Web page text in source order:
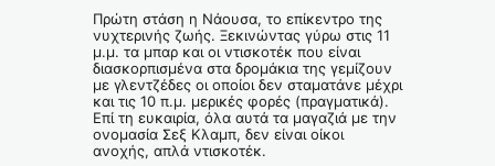
Πρώτη στάση η Νάουσα, το επίκεντρο της
νυχτερινής ζωής. Ξεκινώντας γύρω στις 11
μ.μ. τα μπαρ και οι ντισκοτέκ που είναι
διασκορπισμένα στα δρομάκια της γεμίζουν
με γλεντζέδες οι οποίοι δεν σταματάνε μέχρι
και τις 10 π.μ. μερικές φορές (πραγματικά).
Επί τη ευκαιρία, όλα αυτά τα μαγαζιά με την
ονομασία Σεξ Κλαμπ, δεν είναι οίκοι
ανοχής, απλά ντισκοτέκ.